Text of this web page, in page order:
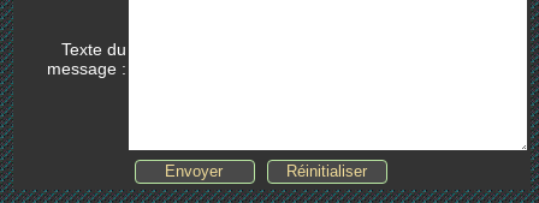
Texte du
message :